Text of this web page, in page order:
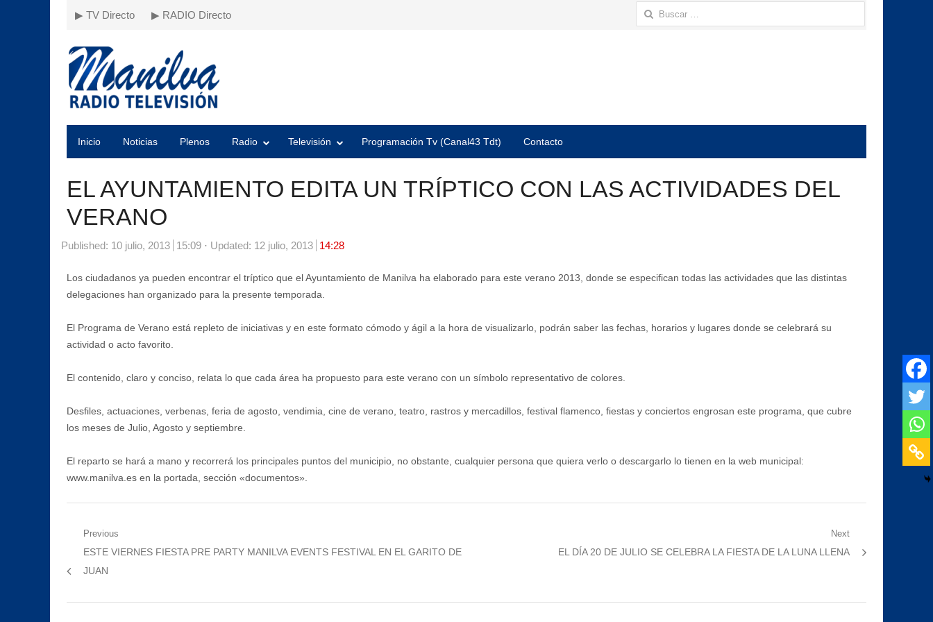
▶ TV Directo ▶ RADIO Directo Buscar:
Inicio Noticias Plenos Radio Televisión Programación Tv (Canal43 Tdt) Contacto
EL AYUNTAMIENTO EDITA UN TRÍPTICO CON LAS ACTIVIDADES DEL
VERANO
Published: 10 julio, 2013 15:09 Updated: 12 julio, 2013 14:28
Los ciudadanos ya pueden encontrar el tríptico que el Ayuntamiento de Manilva ha elaborado para este verano 2013, donde se especifican todas las actividades que las distintas
delegaciones han organizado para la presente temporada.
El Programa de Verano está repleto de iniciativas y en este formato cómodo y ágil a la hora de visualizarlo, podrán saber las fechas, horarios y lugares donde se celebrará su
actividad o acto favorito.
El contenido, claro y conciso, relata lo que cada área ha propuesto para este verano con un símbolo representativo de colores.
Desfiles, actuaciones, verbenas, feria de agosto, vendimia, cine de verano, teatro, rastros y mercadillos, festival flamenco, fiestas y conciertos engrosan este programa, que cubre
los meses de Julio, Agosto y septiembre.
El reparto se hará a mano y recorrerá los principales puntos del municipio, no obstante, cualquier persona que quiera verlo o descargarlo lo tienen en la web municipal:
www.manilva.es en la portada, sección «documentos».
Navegación
Previous
Previous
post:
ESTE VIERNES FIESTA PRE PARTY MANILVA EVENTS FESTIVAL EN EL GARITO DE
JUAN
Next
Next
EL DÍA 20 DE JULIO SE CELEBRA LA FIESTA DE LA LUNA LLENA